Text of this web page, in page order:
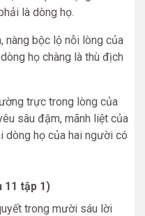
là dòng họ.
nàng bộc lộ nỗi lòng của
họ chàng là thù địch
trực trong lòng của
sâu đậm, mãnh liệt của
dòng họ của hai người có
11 tập 1)
trong mười sáu lời